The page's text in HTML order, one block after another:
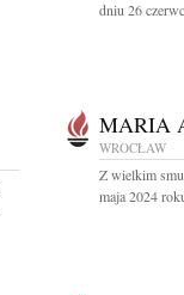
dniu 26
MARIA
WROCŁAW
Z wielkim
maja 2024